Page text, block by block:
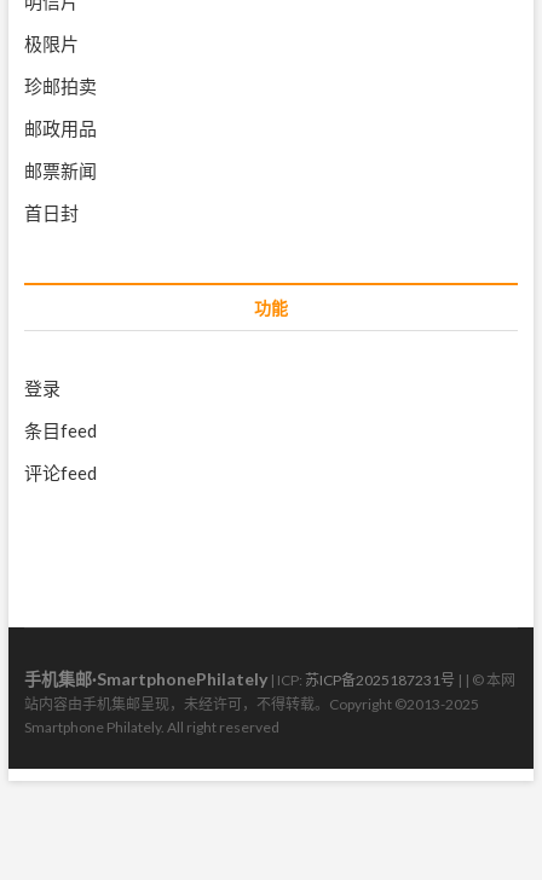
极限片
珍邮拍卖
邮政用品
邮票新闻
首日封
功能
登录
条目feed
评论feed
手机集邮·SmartphonePhilately| ICP: 苏ICP备2025187231号 | | © 本网
站内容由手机集邮呈现，未经许可，不得转载。Copyright ©2013-2025
Smartphone Philately. All right reserved